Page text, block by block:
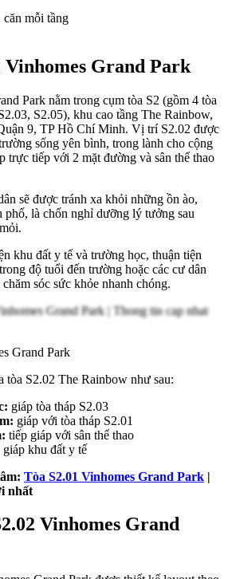
mỗi tầng
Grand Park
Park nằm trong cụm tòa S2 (gồm 4 tòa
S2.05), khu cao tầng The Rainbow,
9, TP Hồ Chí Minh. Vị trí S2.02 được
sống yên bình, trong lành cho cộng
trực tiếp với 2 mặt đường và sân thể thao
sẽ được tránh xa khỏi những ồn ào,
phố, là chốn nghỉ dưỡng lý tưởng sau
khu đất y tế và trường học, thuận tiện
độ tuổi đến trường hoặc các cư dân
sóc sức khỏe nhanh chóng.
Grand Park
tòa S2.02 The Rainbow như sau:
giáp tòa tháp S2.03
giáp với tòa tháp S2.01
tiếp giáp với sân thể thao
giáp khu đất y tế
Tòa S2.01 Vinhomes Grand Park |
nhất
Vinhomes Grand